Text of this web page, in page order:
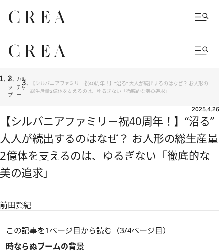
ト
ッ
プ
カル
チャ
ー
【シルバニアファミリー祝40周年！】“沼る” 大人が続出するのはなぜ？ お人形の
総生産量2億体を支えるのは、ゆるぎない「徹底的な美の追求」
2025.4.26
【シルバニアファミリー祝40周年！】“沼る”
大人が続出するのはなぜ？ お人形の総生産量
2億体を支えるのは、ゆるぎない「徹底的な
美の追求」
前田賢紀
この記事を1ページ目から読む（3/4ページ目）
時ならぬブームの背景